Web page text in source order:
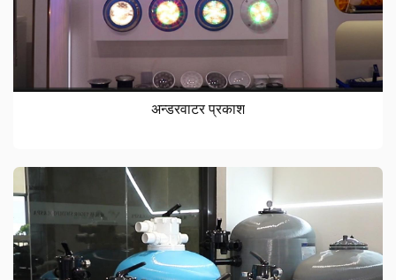
अन्डरवाटर प्रकाश